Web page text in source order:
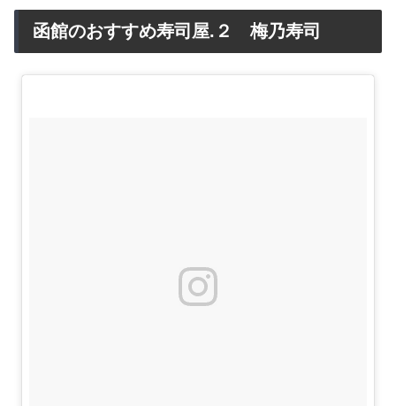
函館のおすすめ寿司屋.２ 梅乃寿司